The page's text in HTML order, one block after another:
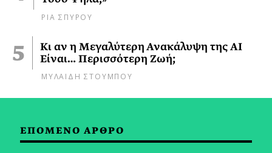
ΡΙΑ ΣΠΥΡΟΥ
Κι αν η Μεγαλύτερη Ανακάλυψη της AI
Είναι… Περισσότερη Ζωή;
ΜΥΛΑΙΔΗ ΣΤΟΥΜΠΟΥ
ΕΠΟΜΕΝΟ ΑΡΘΡΟ